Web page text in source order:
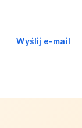
Wyślij e-mail